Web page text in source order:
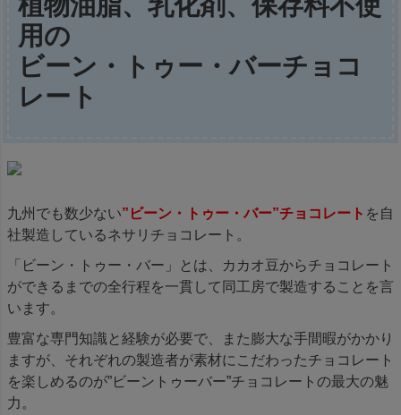
用の
ビーン・トゥー・バーチョコ
レート
九州でも数少ない”ビーン・トゥー・バー”チョコレート を自
社製造しているネサリチョコレート。
「ビーン・トゥー・バー」とは、カカオ豆からチョコレート
ができるまでの全行程を一貫して同工房で製造することを言
います。
豊富な専門知識と経験が必要で、また膨大な手間暇がかかり
ますが、それぞれの製造者が素材にこだわったチョコレート
を楽しめるのが”ビーントゥーバー”チョコレートの最大の魅
力。